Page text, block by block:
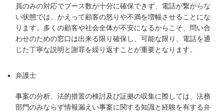
員のみの対応でブース数が十分に確保できず、電話が繋がらな
い状態では、かえって顧客の怒りや不満を増幅させることにな
ります。多くの顧客や社会全体が不安になるからこそ、問い合
わせのための窓口は出来る限り確保し、可能な限り、電話を通
じた丁寧な説明と謝罪を繰り返すことが重要となります。
弁護士
事案の分析、法的措置の検討及び証拠の収集に際しては、法務
部門のみならず情報漏えい事案に関する知識と経験を有する弁